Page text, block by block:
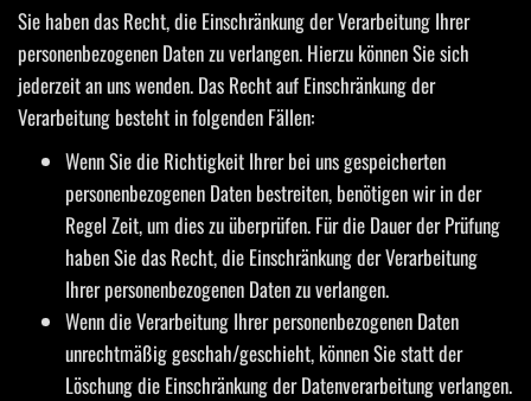
Sie haben das Recht, die Einschränkung der Verarbeitung Ihrer
personenbezogenen Daten zu verlangen. Hierzu können Sie sich
jederzeit an uns wenden. Das Recht auf Einschränkung der
Verarbeitung besteht in folgenden Fällen:
Wenn Sie die Richtigkeit Ihrer bei uns gespeicherten
personenbezogenen Daten bestreiten, benötigen wir in der
Regel Zeit, um dies zu überprüfen. Für die Dauer der Prüfung
haben Sie das Recht, die Einschränkung der Verarbeitung
Ihrer personenbezogenen Daten zu verlangen.
Wenn die Verarbeitung Ihrer personenbezogenen Daten
unrechtmäßig geschah/geschieht, können Sie statt der
Löschung die Einschränkung der Datenverarbeitung verlangen.